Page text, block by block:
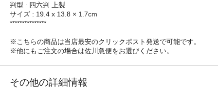
判型 : 四六判 上製
サイズ : 19.4 x 13.8 × 1.7cm
***************
※こちらの商品は当店最安のクリックポスト発送で可能です。
※他にもご注文の場合は佐川急便をお選びください。
その他の詳細情報